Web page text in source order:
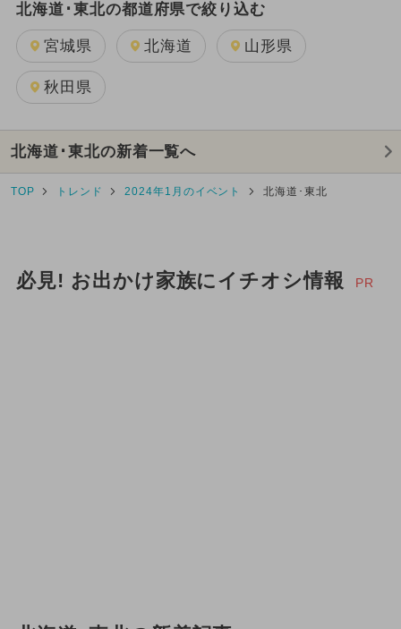
北海道･東北の都道府県で絞り込む
宮城県 北海道 山形県
秋田県
北海道･東北の新着一覧へ
TOP トレンド 2024年1月のイベント 北海道･東北
必見! お出かけ家族にイチオシ情報 PR